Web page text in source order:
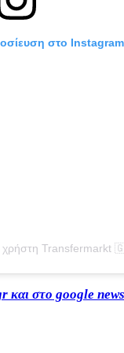
στο
και στο google news